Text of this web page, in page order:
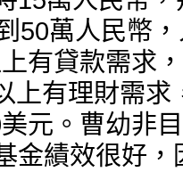
50萬人民幣
有貸款需求
上有理財需求
元。曹幼非
金績效很好，